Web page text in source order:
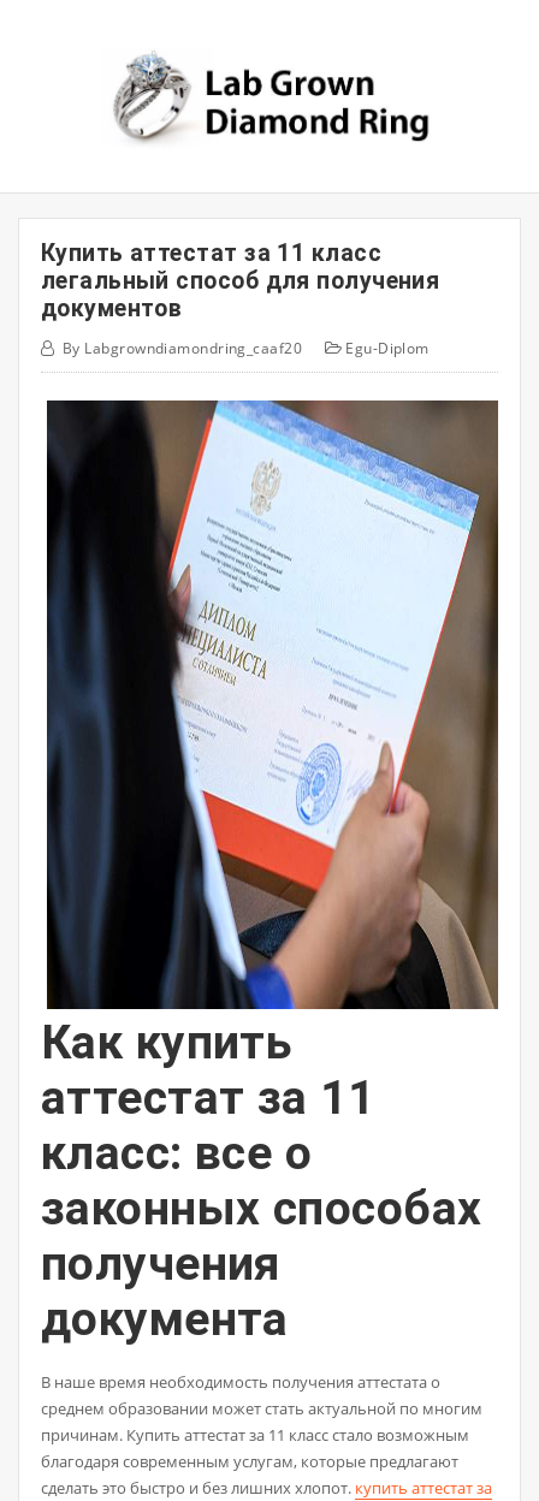
Купить аттестат за 11 класс
легальный способ для получения
документов
By Labgrowndiamondring_caaf20 Egu-Diplom
Как купить
аттестат за 11
класс: все о
законных способах
получения
документа
В наше время необходимость получения аттестата о
среднем образовании может стать актуальной по многим
причинам. Купить аттестат за 11 класс стало возможным
благодаря современным услугам, которые предлагают
сделать это быстро и без лишних хлопот. купить аттестат за